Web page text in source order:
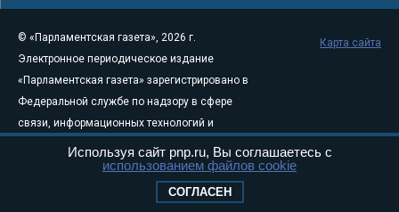
© «Парламентская газета», 2026 г.
Электронное периодическое издание
«Парламентская газета» зарегистрировано в
Федеральной службе по надзору в сфере
связи, информационных технологий и
массовых коммуникаций (Роскомнадзор) 05
августа 2011 года. 18+
Свидетельство о регистрации Эл № ФС77-
Карта сайта
Используя сайт pnp.ru, Вы соглашаетесь с
использованием файлов cookie
СОГЛАСЕН